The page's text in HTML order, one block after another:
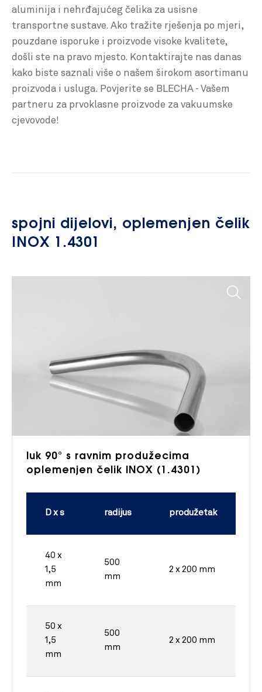
aluminija i nehrđajućeg čelika za usisne
transportne sustave. Ako tražite rješenja po mjeri,
pouzdane isporuke i proizvode visoke kvalitete,
došli ste na pravo mjesto. Kontaktirajte nas danas
kako biste saznali više o našem širokom asortimanu
proizvoda i usluga. Povjerite se BLECHA - Vašem
partneru za prvoklasne proizvode za vakuumske
cjevovode!
spojni dijelovi, oplemenjen čelik
INOX 1.4301
luk 90° s ravnim produžecima
oplemenjen čelik INOX (1.4301)
D x s radijus produžetak
40 x
1,5
mm
500
mm
2 x 200 mm
50 x
1,5
mm
500
mm
2 x 200 mm